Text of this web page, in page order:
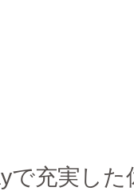
で充実した